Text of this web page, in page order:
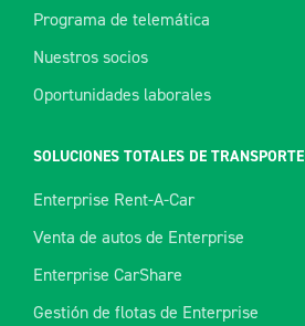
Programa de telemática
Nuestros socios
Oportunidades laborales
SOLUCIONES TOTALES DE TRANSPORTE
Enterprise Rent-A-Car
Venta de autos de Enterprise
Enterprise CarShare
Gestión de flotas de Enterprise